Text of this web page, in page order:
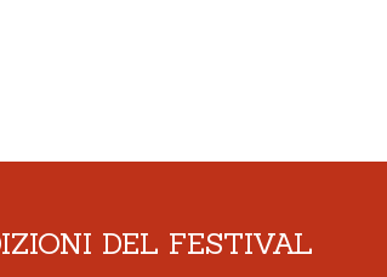
DEL FESTIVAL